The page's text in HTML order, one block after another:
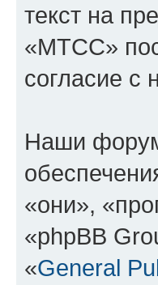
текст на
«МТСС»
согласие с
Наши
«они»,
«phpBB
«General